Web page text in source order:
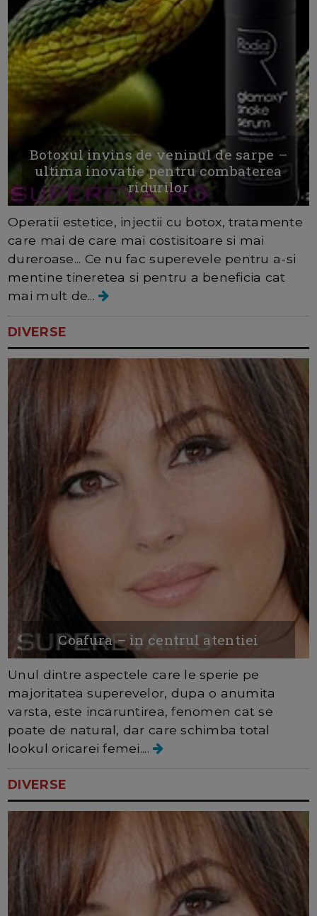
Botoxul invins de veninul de sarpe –
ultima inovatie pentru combaterea
ridurilor
Operatii estetice, injectii cu botox, tratamente
care mai de care mai costisitoare si mai
dureroase... Ce nu fac superevele pentru a-si
mentine tineretea si pentru a beneficia cat
mai mult de...
DIVERSE
Coafura – in centrul atentiei
Unul dintre aspectele care le sperie pe
majoritatea superevelor, dupa o anumita
varsta, este incaruntirea, fenomen cat se
poate de natural, dar care schimba total
lookul oricarei femei....
DIVERSE